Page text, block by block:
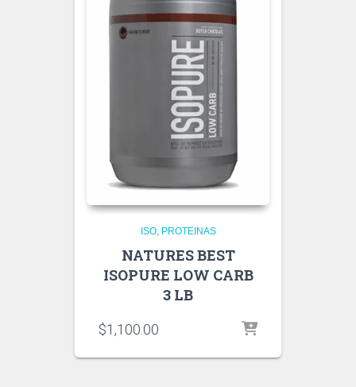
ISO PROTEINAS
NATURES BEST
ISOPURE LOW CARB
3 LB
$1,100.00